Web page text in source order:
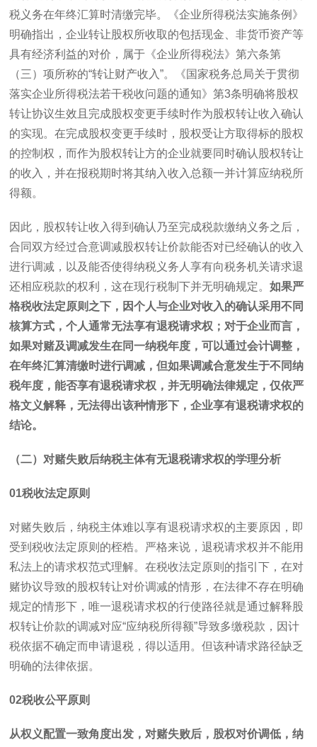
税义务在年终汇算时清缴完毕。《企业所得税法实施条例》
明确指出，企业转让股权所收取的包括现金、非货币资产等
具有经济利益的对价，属于《企业所得税法》第六条第
（三）项所称的“转让财产收入”。《国家税务总局关于贯彻
落实企业所得税法若干税收问题的通知》第3条明确将股权
转让协议生效且完成股权变更手续时作为股权转让收入确认
的实现。在完成股权变更手续时，股权受让方取得标的股权
的控制权，而作为股权转让方的企业就要同时确认股权转让
的收入，并在报税期时将其纳入收入总额一并计算应纳税所
得额。
因此，股权转让收入得到确认乃至完成税款缴纳义务之后，
合同双方经过合意调减股权转让价款能否对已经确认的收入
进行调减，以及能否使得纳税义务人享有向税务机关请求退
还相应税款的权利，这在现行税制下并无明确规定。如果严
格税收法定原则之下，因个人与企业对收入的确认采用不同
核算方式，个人通常无法享有退税请求权；对于企业而言，
如果对赌及调减发生在同一纳税年度，可以通过会计调整，
在年终汇算清缴时进行调减，但如果调减合意发生于不同纳
税年度，能否享有退税请求权，并无明确法律规定，仅依严
格文义解释，无法得出该种情形下，企业享有退税请求权的
结论。
（二）对赌失败后纳税主体有无退税请求权的学理分析
01税收法定原则
对赌失败后，纳税主体难以享有退税请求权的主要原因，即
受到税收法定原则的桎梏。严格来说，退税请求权并不能用
私法上的请求权范式理解。在税收法定原则的指引下，在对
赌协议导致的股权转让对价调减的情形，在法律不存在明确
规定的情形下，唯一退税请求权的行使路径就是通过解释股
权转让价款的调减对应“应纳税所得额”导致多缴税款，因计
税依据不确定而申请退税，得以适用。但该种请求路径缺乏
明确的法律依据。
02税收公平原则
从权义配置一致角度出发，对赌失败后，股权对价调低，纳